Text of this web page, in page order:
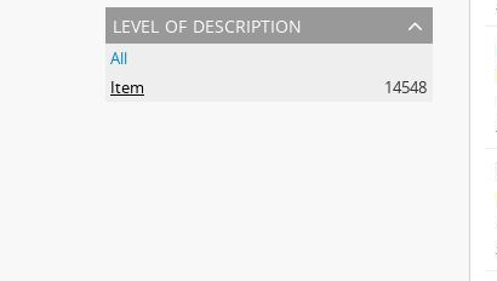
level of description
All
Item
14548